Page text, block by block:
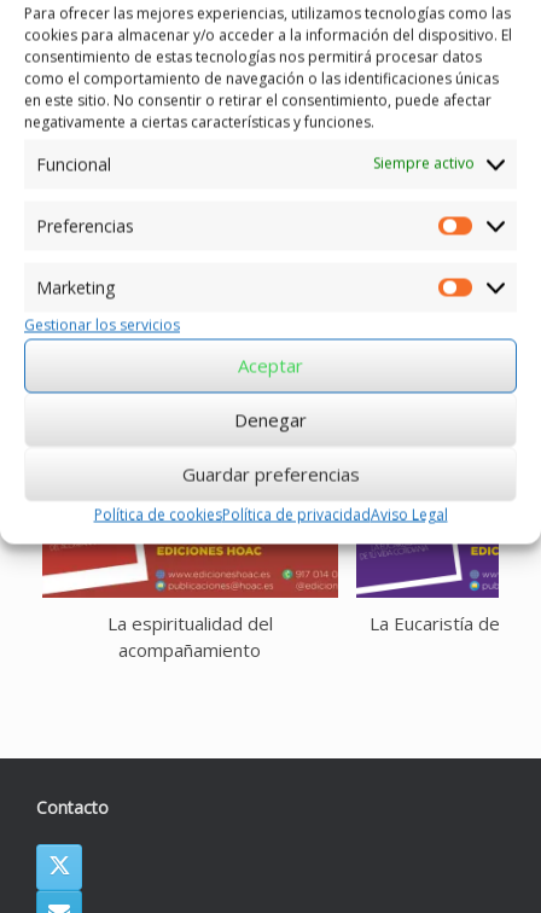
Para ofrecer las mejores experiencias, utilizamos tecnologías como las
cookies para almacenar y/o acceder a la información del dispositivo. El
consentimiento de estas tecnologías nos permitirá procesar datos
como el comportamiento de navegación o las identificaciones únicas
en este sitio. No consentir o retirar el consentimiento, puede afectar
negativamente a ciertas características y funciones.
Funcional Siempre activo
Preferencias
Marketing
Gestionar los servicios
Aceptar
Denegar
Guardar preferencias
Política de cookiesPolítica de privacidadAviso Legal
Aviso Legal
Política de privacidad
La espiritualidad del
acompañamiento
La Eucaristía de tu
Contacto